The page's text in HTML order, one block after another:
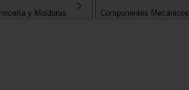
y Molduras Componentes Mecánicos